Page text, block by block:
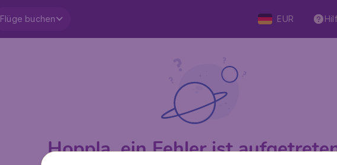
Flüge buchen EUR
Hoppla, ein Fehler ist